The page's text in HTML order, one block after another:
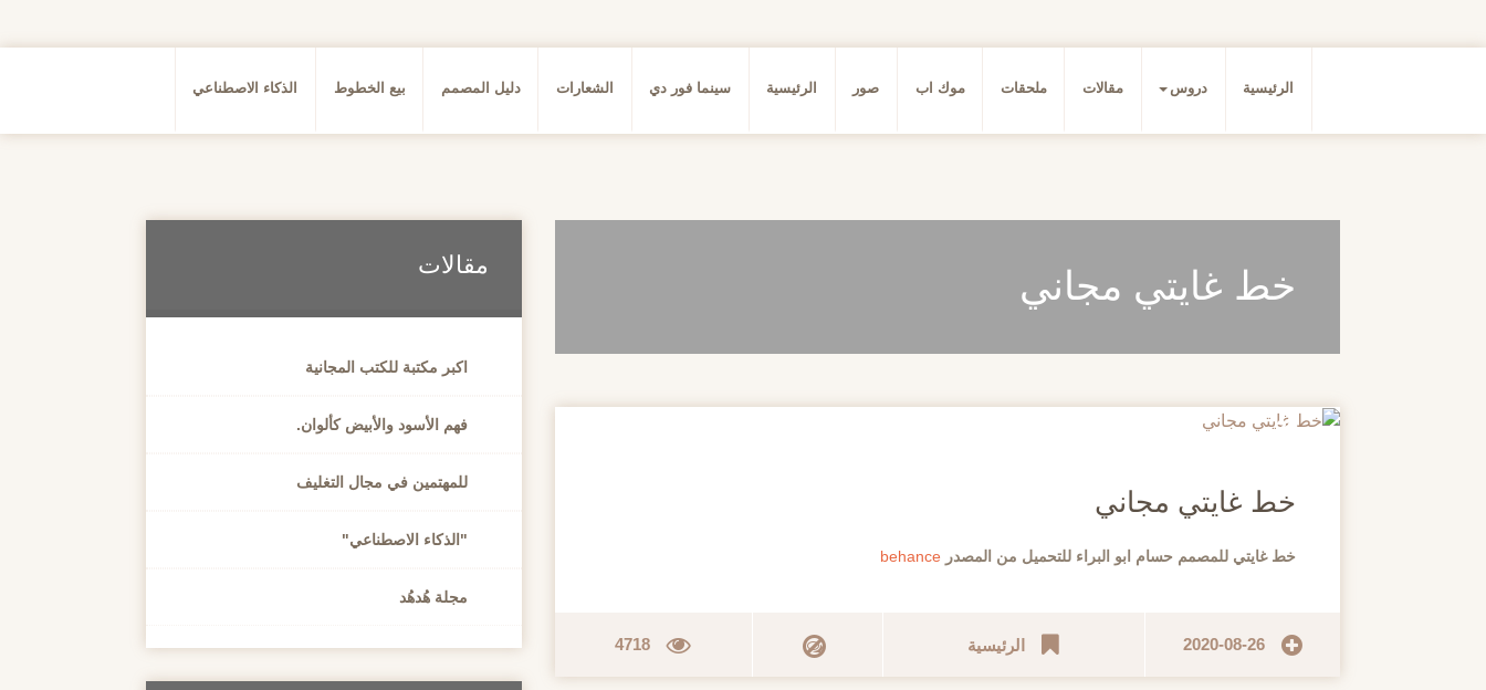
الرئيسية دروس مقالات ملحقات موك اب صور الرئيسية سينما فور دي الشعارات دليل المصمم بيع الخطوط الذكاء الاصطناعي
خط غايتي مجاني
20
خط غايتي مجاني
خط غايتي للمصمم حسام ابو البراء للتحميل من المصدر behance
2020-08-26 الرئيسية 4718
مقالات
اكبر مكتبة للكتب المجانية
فهم الأسود والأبيض كألوان.
للمهتمين في مجال التغليف
"الذكاء الاصطناعي"
مجلة هُدهُد